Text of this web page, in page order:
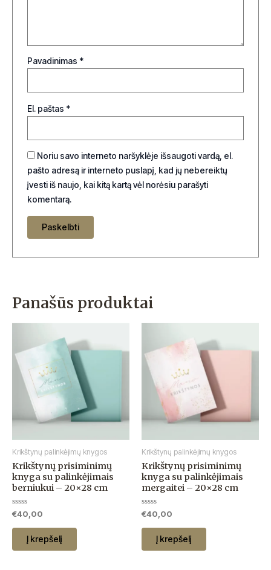
Pavadinimas *
El. paštas *
Noriu savo interneto naršyklėje išsaugoti vardą, el.
pašto adresą ir interneto puslapį, kad jų nebereiktų
įvesti iš naujo, kai kitą kartą vėl norėsiu parašyti
komentarą.
Panašūs produktai
Krikštynų palinkėjimų knygos
Krikštynų prisiminimų
knyga su palinkėjimais
berniukui – 20×28 cm
Įvertinimas:
iš
€40,00
Į krepšelį
Krikštynų palinkėjimų knygos
Krikštynų prisiminimų
knyga su palinkėjimais
mergaitei – 20×28 cm
Įvertinimas:
iš
€40,00
Į krepšelį